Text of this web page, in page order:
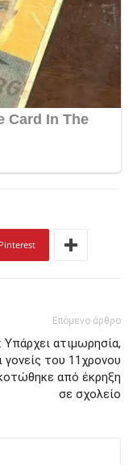
Pinterest
Επόμενο άρθρο
Υπάρχει ατιμωρησία,
γονείς του 11χρονου
από έκρηξη
σε σχολείο